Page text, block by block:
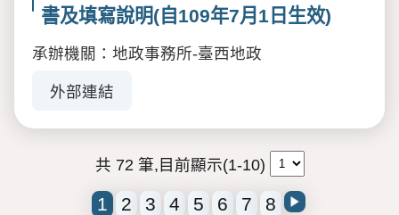
書及填寫說明(自109年7月1日生效)
承辦機關：地政事務所-臺西地政
外部連結
共 72 筆,目前顯示(1-10)
1 2 3 4 5 6 7 8